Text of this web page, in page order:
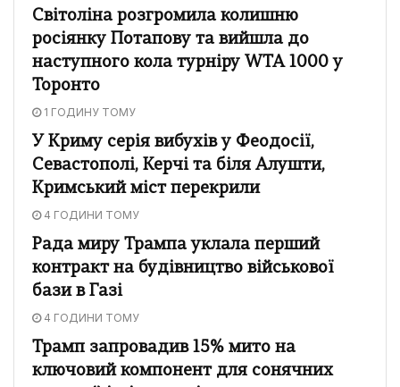
Світоліна розгромила колишню
росіянку Потапову та вийшла до
наступного кола турніру WTA 1000 у
Торонто
1 ГОДИНУ ТОМУ
У Криму серія вибухів у Феодосії,
Севастополі, Керчі та біля Алушти,
Кримський міст перекрили
4 ГОДИНИ ТОМУ
Рада миру Трампа уклала перший
контракт на будівництво військової
бази в Газі
4 ГОДИНИ ТОМУ
Трамп запровадив 15% мито на
ключовий компонент для сонячних